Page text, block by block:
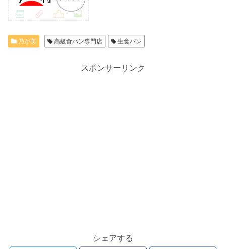
乃が美 高級食パン専門店 生食パン
スポンサーリンク
シェアする